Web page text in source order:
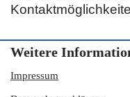
Weitere
Impressum